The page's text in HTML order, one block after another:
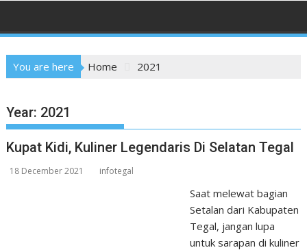
You are here Home 2021
Year: 2021
Kupat Kidi, Kuliner Legendaris Di Selatan Tegal
18 December 2021 infotegal
Saat melewat bagian
Setalan dari Kabupaten
Tegal, jangan lupa
untuk sarapan di kuliner